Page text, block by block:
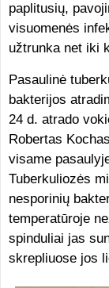
paplitusių,
visuomenės
užtrunka net iki
Pasaulinė
bakterijos
24 d. atrado
Robertas
visame
Tuberkuliozės
nesporinių
temperatūroje
spinduliai jas
skrepliuose jos